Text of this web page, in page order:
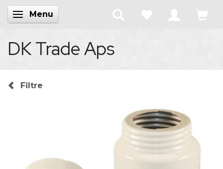
Skifte navigation
Menu
DK Trade Aps
Filtre